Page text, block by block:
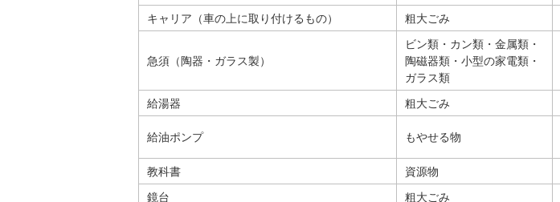
キャリア（車の上に取り付けるもの）
粗大ごみ
急須（陶器・ガラス製）
ビン類・カン類・金属類・
陶磁器類・小型の家電類・
ガラス類
給湯器
粗大ごみ
給油ポンプ もやせる物
教科書
資源物
鏡台
粗大ごみ